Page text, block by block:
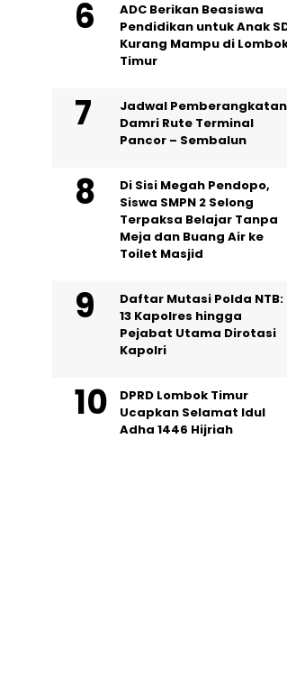
ADC Berikan Beasiswa
Pendidikan untuk Anak
Kurang Mampu di
Timur
Jadwal Pemberangkatan
Damri Rute Terminal
Pancor – Sembalun
Di Sisi Megah Pendopo,
Siswa SMPN 2 Selong
Terpaksa Belajar Tanpa
Meja dan Buang Air ke
Toilet Masjid
Daftar Mutasi Polda NTB:
13 Kapolres hingga
Pejabat Utama Dirotasi
Kapolri
DPRD Lombok Timur
Ucapkan Selamat Idul
Adha 1446 Hijriah